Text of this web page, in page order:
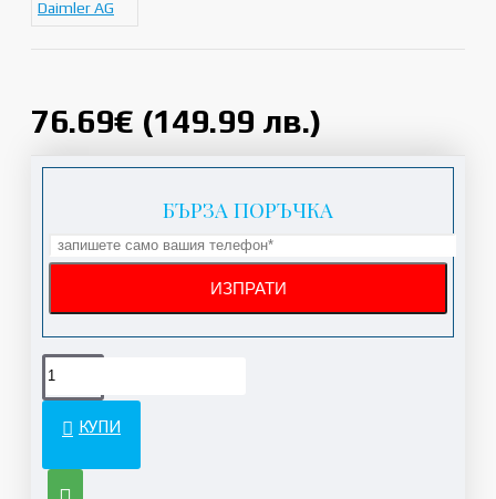
76.69€ (149.99 лв.)
Daimler AG
БЪРЗА ПОРЪЧКА
КУПИ